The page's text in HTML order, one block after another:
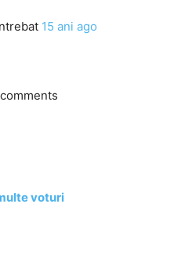
15 ani ago
voturi